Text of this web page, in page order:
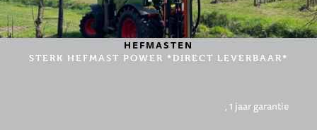
HEFMASTEN
STERK HEFMAST POWER *DIRECT LEVERBAAR*
, 1 jaar garantie